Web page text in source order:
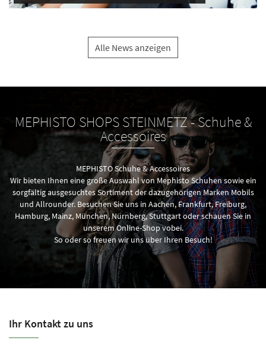
Alle News anzeigen
MEPHISTO SHOPS STEINMETZ - Schuhe &
Accessoires
MEPHISTO Schuhe & Accessoires
Wir bieten Ihnen eine große Auswahl von Mephisto Schuhen sowie ein
sorgfältig ausgesuchtes Sortiment der dazugehörigen Marken Mobils
und Allrounder. Besuchen Sie uns in Aachen, Frankfurt, Freiburg,
Hamburg, Mainz, München, Nürnberg, Stuttgart oder schauen Sie in
unseremOnline-Shopvobei.
So oder so freuen wir uns über Ihren Besuch!
Ihr Kontakt zu uns